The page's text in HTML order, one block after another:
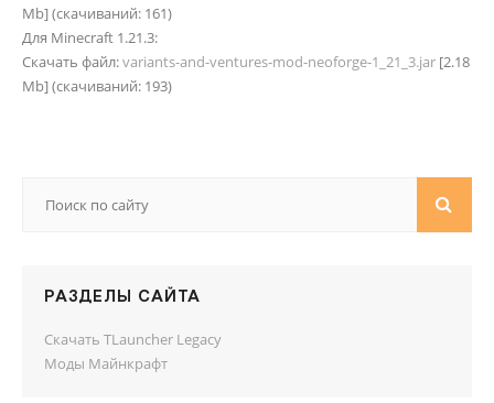
Mb] (cкачиваний: 161)
Для Minecraft 1.21.3:
Скачать файл:variants-and-ventures-mod-neoforge-1_21_3.jar
Mb] (cкачиваний: 193)
РАЗДЕЛЫ САЙТА
Скачать TLauncher Legacy
Моды Майнкрафт